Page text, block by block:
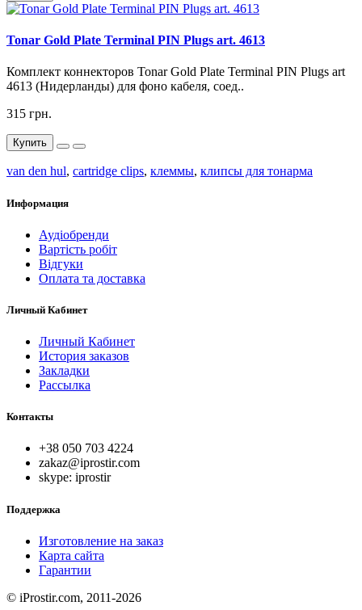
Tonar Gold Plate Terminal PIN Plugs art. 4613
Комплект коннекторов Tonar Gold Plate Terminal PIN Plugs art
4613 (Нидерланды) для фоно кабеля, соед..
315 грн.
Купить
van den hul, cartridge clips, клеммы, клипсы для тонарма
Информация
Аудіобренди
Вартість робіт
Відгуки
Оплата та доставка
Личный Кабинет
Личный Кабинет
История заказов
Закладки
Рассылка
Контакты
+38 050 703 4224
zakaz@iprostir.com
skype: iprostir
Поддержка
Изготовление на заказ
Карта сайта
Гарантии
© iProstir.com, 2011-2026